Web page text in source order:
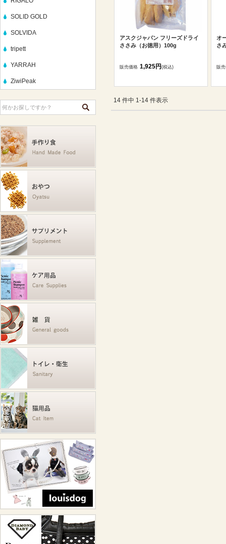
SOLID GOLD
SOLVIDA
tripett
YARRAH
ZiwiPeak
アスクジャパン フリーズドライ
ささみ（お徳用）100g
販売価格 1,925円(税込)
オ
さ
販
14 件中 1-14 件表示